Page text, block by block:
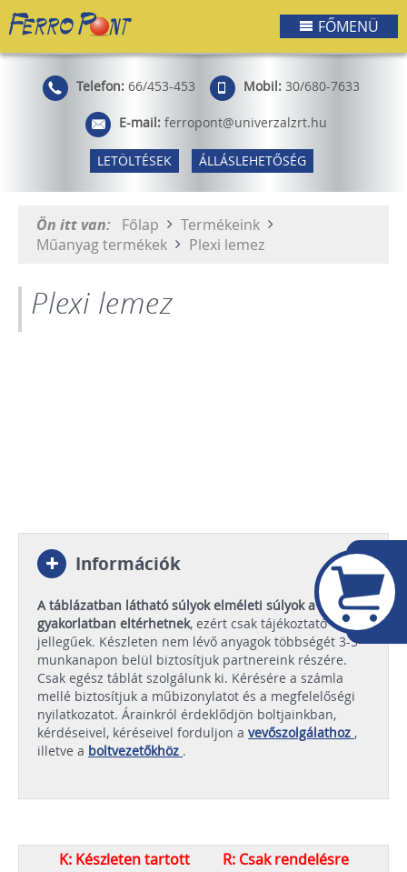
FŐMENÜ
Telefon: 66/453-453 Mobil: 30/680-7633
E-mail: ferropont@univerzalzrt.hu
LETÖLTÉSEK ÁLLÁSLEHETŐSÉG
Ön itt van: Főlap
Termékeink
Műanyag termékek
Plexi lemez
Plexi lemez
Információk
A táblázatban látható súlyok elméleti súlyok a
gyakorlatban eltérhetnek, ezért csak tájékoztató
jellegűek. Készleten nem lévő anyagok többségét 3-5
munkanapon belül biztosítjuk partnereink részére.
Csak egész táblát szolgálunk ki. Kérésére a számla
mellé biztosítjuk a műbizonylatot és a megfelelőségi
nyilatkozatot. Árainkról érdeklődjön boltjainkban,
kérdéseivel, kéréseivel forduljon a vevőszolgálathoz ,
illetve a boltvezetőkhöz .
K: Készleten tartott R: Csak rendelésre